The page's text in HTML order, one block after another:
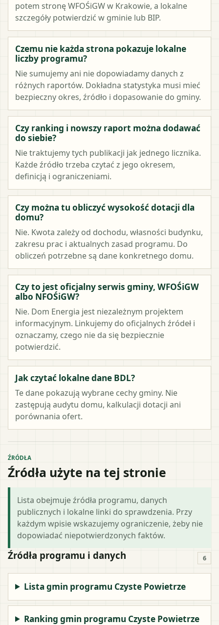
potem stronę WFOŚiGW w Krakowie, a lokalne
szczegóły potwierdzić w gminie lub BIP.
Czemu nie każda strona pokazuje lokalne
liczby programu?
Nie sumujemy ani nie dopowiadamy danych z
różnych raportów. Dokładna statystyka musi mieć
bezpieczny okres, źródło i dopasowanie do gminy.
Czy ranking i nowszy raport można dodawać
do siebie?
Nie traktujemy tych publikacji jak jednego licznika.
Każde źródło trzeba czytać z jego okresem,
definicją i ograniczeniami.
Czy można tu obliczyć wysokość dotacji dla
domu?
Nie. Kwota zależy od dochodu, własności budynku,
zakresu prac i aktualnych zasad programu. Do
obliczeń potrzebne są dane konkretnego domu.
Czy to jest oficjalny serwis gminy, WFOŚiGW
albo NFOŚiGW?
Nie. Dom Energia jest niezależnym projektem
informacyjnym. Linkujemy do oficjalnych źródeł i
oznaczamy, czego nie da się bezpiecznie
potwierdzić.
Jak czytać lokalne dane BDL?
Te dane pokazują wybrane cechy gminy. Nie
zastępują audytu domu, kalkulacji dotacji ani
porównania ofert.
ŹRÓDŁA
Źródła użyte na tej stronie
Lista obejmuje źródła programu, danych
publicznych i lokalne linki do sprawdzenia. Przy
każdym wpisie wskazujemy ograniczenie, żeby nie
dopowiadać niepotwierdzonych faktów.
Źródła programu i danych 6
Lista gmin programu Czyste Powietrze
Ranking gmin programu Czyste Powietrze